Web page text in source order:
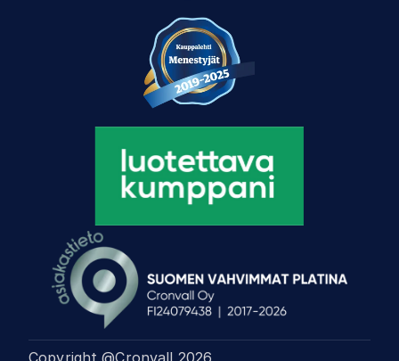
Copyright @Cronvall 2026